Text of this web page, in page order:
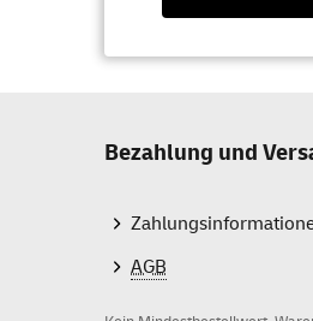
Bezahlung und
AGB